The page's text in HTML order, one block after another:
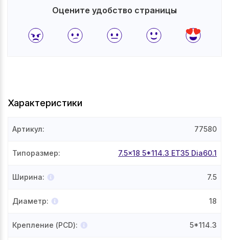
Оцените удобство страницы
Характеристики
Артикул: 77580
Типоразмер: 7.5x18 5*114.3 ET35 Dia60.1
Ширина: 7.5
Диаметр: 18
Крепление (PCD): 5*114.3